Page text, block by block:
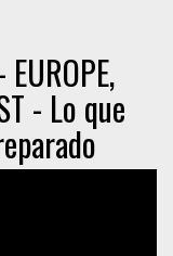
- Lo que